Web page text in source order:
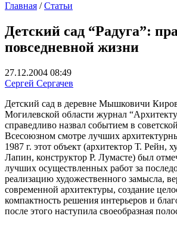
Главная / Статьи
Детский сад “Радуга”:
повседневной жизни
27.12.2004 08:49
Сергей Сергачев
Детский сад в деревне Мышковичи
Могилевской области журнал
справедливо назвал событием в
Всесоюзном смотре лучших
1987 г. этот объект (архитектор Т. Рейн,
Лапин, конструктор Р. Лумасте) был
лучших осуществленных работ за
реализацию художественного замысла,
современной архитектуры, создание
компактность решения интерьеров и
после этого наступила своеобразная